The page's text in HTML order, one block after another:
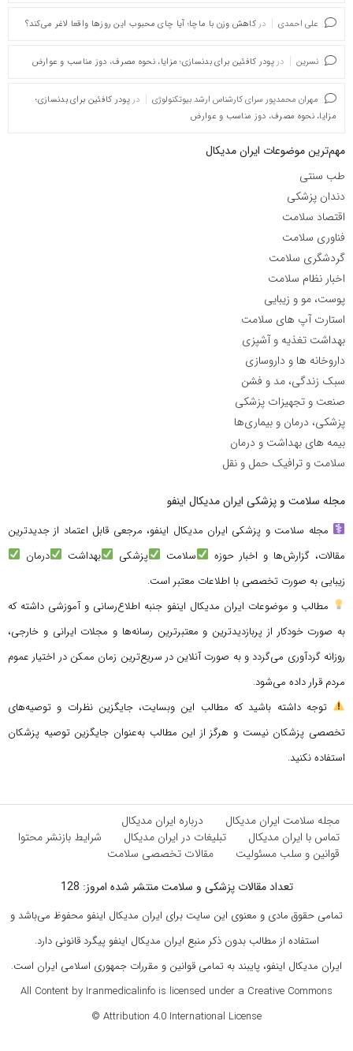
علی احمدی در کاهش وزن با ماچا؛ آیا چای محبوب این روزها واقعا لاغر می‌کند؟
نسرین در پودر کافئین برای بدنسازی؛ مزایا، نحوه مصرف، دوز مناسب و عوارض
مهران محمدپور سرای کارشناس ارشد بیوتکنولوژی در پودر کافئین برای بدنسازی؛
مزایا، نحوه مصرف، دوز مناسب و عوارض
مهم‌ترین موضوعات ایران مدیکال
طب سنتی
دندان پزشکی
اقتصاد سلامت
فناوری سلامت
گردشگری سلامت
اخبار نظام سلامت
پوست، مو و زیبایی
استارت آپ های سلامت
بهداشت تغذیه و آشپزی
داروخانه ها و داروسازی
سبک زندگی، مد و فشن
صنعت و تجهیزات پزشکی
پزشکی، درمان و بیماری‌ها
بیمه های بهداشت و درمان
سلامت و ترافیک حمل و نقل
مجله سلامت و پزشکی ایران مدیکال اینفو
مجله سلامت و پزشکی ایران مدیکال اینفو، مرجعی قابل اعتماد از جدیدترین
مقالات، گزارش‌ها و اخبار حوزه
سلامت پزشکی بهداشت
درمان
زیبایی به صورت تخصصی با اطلاعات معتبر است.
مطالب و موضوعات ایران مدیکال اینفو جنبه اطلاع‌رسانی و آموزشی داشته که
به صورت خودکار از پربازدیدترین و معتبرترین رسانه‌ها و مجلات ایرانی و خارجی،
روزانه گردآوری می‌گردد و به صورت آنلاین در سریع‌ترین زمان ممکن در اختیار عموم
مردم قرار داده می‌شود.
توجه داشته باشید که مطالب این وبسایت، جایگزین نظرات و توصیه‌های
تخصصی پزشکان نیست و هرگز از این مطالب به‌عنوان جایگزین توصیه پزشکان
استفاده نکنید.
مجله سلامت ایران مدیکال
درباره ایران مدیکال
تماس با ایران مدیکال
تبلیغات در ایران مدیکال
شرایط بازنشر محتوا
قوانین و سلب مسئولیت
مقالات تخصصی سلامت
تعداد مقالات پزشکی و سلامت منتشر شده امروز: 128
تمامی حقوق مادی و معنوی این سایت برای ایران مدیکال اینفو محفوظ می‌باشد و
استفاده از مطالب بدون ذکر منبع ایران مدیکال اینفو پیگرد قانونی دارد.
ایران مدیکال اینفو، پایبند به تمامی قوانین و مقررات جمهوری اسلامی ایران است.
All Content by Iranmedicalinfo is licensed under a Creative Commons
Attribution 4.0 International License ©️